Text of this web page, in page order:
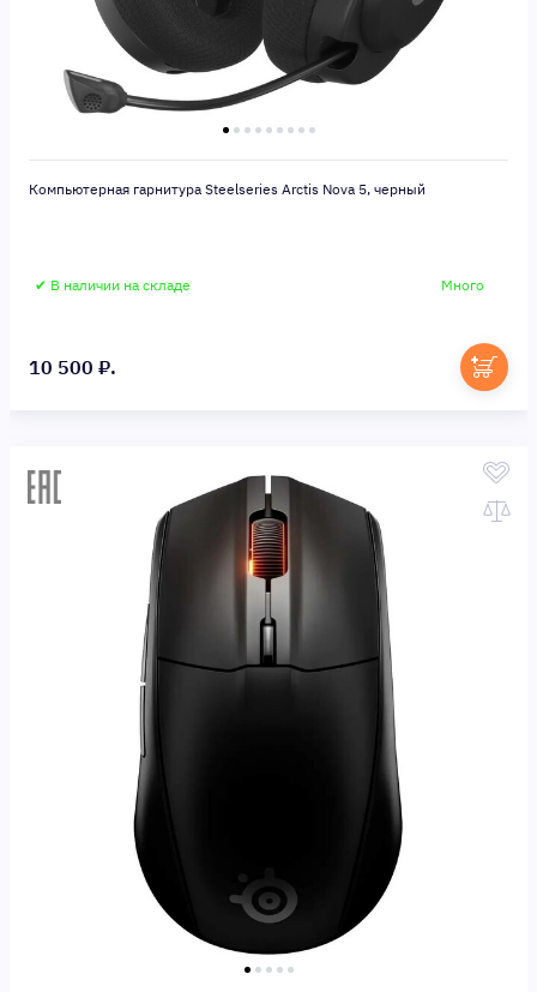
Компьютерная гарнитура Steelseries Arctis Nova 5, черный
✔ В наличии на складе Много
10 500 ₽.